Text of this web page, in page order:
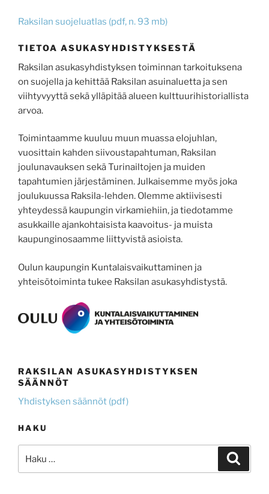
Raksilan suojeluatlas (pdf, n. 93 mb)
TIETOA ASUKASYHDISTYKSESTÄ
Raksilan asukasyhdistyksen toiminnan tarkoituksena
on suojella ja kehittää Raksilan asuinaluetta ja sen
viihtyvyyttä sekä ylläpitää alueen kulttuurihistoriallista
arvoa.
Toimintaamme kuuluu muun muassa elojuhlan,
vuosittain kahden siivoustapahtuman, Raksilan
joulunavauksen sekä Turinailtojen ja muiden
tapahtumien järjestäminen. Julkaisemme myös joka
joulukuussa Raksila-lehden. Olemme aktiivisesti
yhteydessä kaupungin virkamiehiin, ja tiedotamme
asukkaille ajankohtaisista kaavoitus- ja muista
kaupunginosaamme liittyvistä asioista.
Oulun kaupungin Kuntalaisvaikuttaminen ja
yhteisötoiminta tukee Raksilan asukasyhdistystä.
RAKSILAN ASUKASYHDISTYKSEN
SÄÄNNÖT
Yhdistyksen säännöt (pdf)
HAKU